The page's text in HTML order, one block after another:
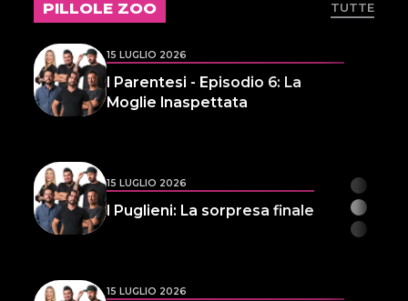
PILLOLE ZOO TUTTE
15 LUGLIO 2026
I Parentesi - Episodio 6: La
Moglie Inaspettata
15 LUGLIO 2026
I Puglieni: La sorpresa finale
15 LUGLIO 2026